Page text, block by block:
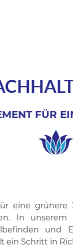
FÜR
eine
In
und
Schritt in